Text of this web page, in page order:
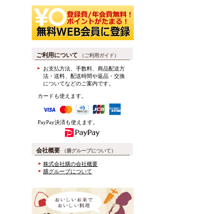
ご利用について （ご利用ガイド）
お支払方法、手数料、商品配送方
法・送料、配送時間や返品・交換
についてなどのご案内です。
カードも使えます。
PayPay決済も使えます。
会社概要 （膳グループについて）
株式会社膳の会社概要
膳グループについて